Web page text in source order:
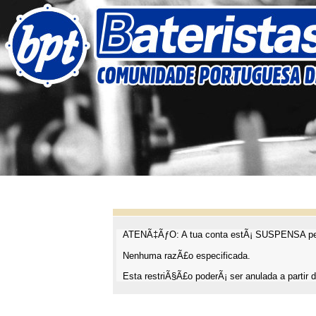
ATENÃ‡ÃƒO: A tua conta estÃ¡ SUSPENSA
Nenhuma razÃ£o especificada.
Esta restriÃ§Ã£o poderÃ¡ ser anulada a partir